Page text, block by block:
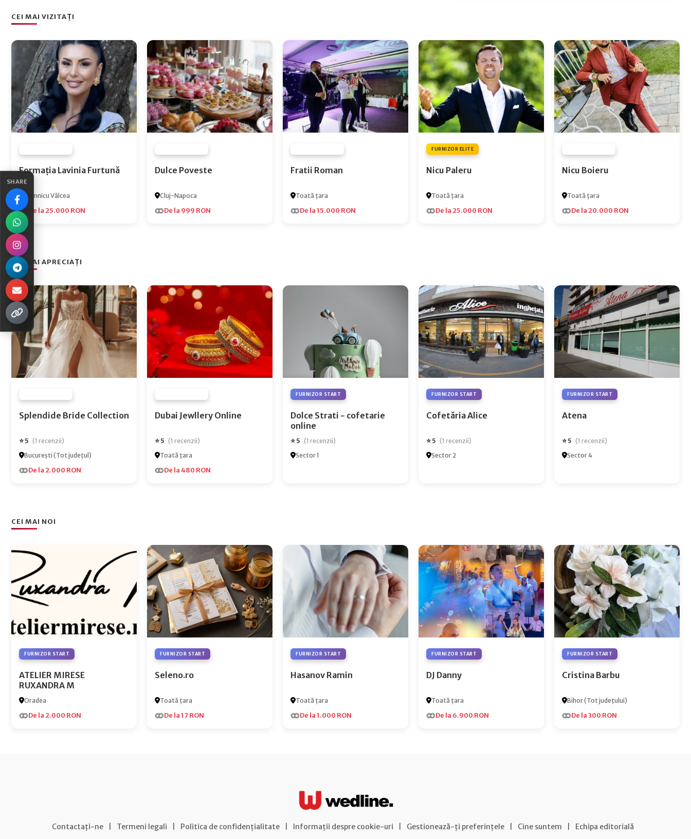
SHARE
CEI MAI VIZITAȚI
Formația Lavinia Furtună
Râmnicu Vâlcea
De la 25.000 RON
Dulce Poveste
Cluj-Napoca
De la 999 RON
Fratii Roman
Toată țara
De la 15.000 RON
FURNIZOR ELITE
Nicu Paleru
Toată țara
De la 25.000 RON
Nicu Boieru
Toată țara
De la 20.000 RON
CEI MAI APRECIAȚI
Splendide Bride Collection
⭐ 5 (1 recenzii)
București (Tot județul)
De la 2.000 RON
Dubai Jewllery Online
⭐ 5 (1 recenzii)
Toată țara
De la 480 RON
FURNIZOR START
Dolce Strati - cofetarie
online
⭐ 5 (1 recenzii)
Sector 1
FURNIZOR START
Cofetăria Alice
⭐ 5 (1 recenzii)
Sector 2
FURNIZOR START
Atena
⭐ 5 (1 recenzii)
Sector 4
CEI MAI NOI
FURNIZOR START
ATELIER MIRESE
RUXANDRA M
Oradea
De la 2.000 RON
FURNIZOR START
Seleno.ro
Toată țara
De la 17 RON
FURNIZOR START
Hasanov Ramin
Toată țara
De la 1.000 RON
FURNIZOR START
DJ Danny
Toată țara
De la 6.900 RON
FURNIZOR START
Cristina Barbu
Bihor (Tot județului)
De la 300 RON
Contactați-ne Termeni legali Politica de confidențialitate Informații despre cookie-uri Gestionează-ți preferințele Cine suntem Echipa editorială